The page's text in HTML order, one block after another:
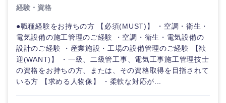
東海地方
岐阜県 静岡県
愛知県 三重県
経験・資格
●職種経験をお持ちの方 【必須(MUST)】 ・空調・衛生・
電気設備の施工管理のご経験 ・空調・衛生・電気設備の
設計のご経験 ・産業施設・工場の設備管理のご経験 【歓
迎(WANT)】 ・一級、二級管工事、電気工事施工管理技士
の資格をお持ちの方、または、その資格取得を目指されて
いる方 【求める人物像】 ・柔軟な対応が...